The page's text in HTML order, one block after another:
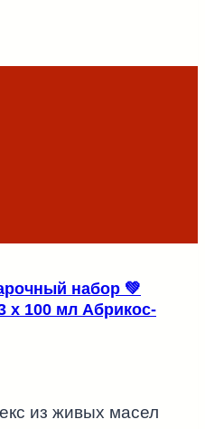
набор 💚
х 100 мл Абрикос-
из живых масел